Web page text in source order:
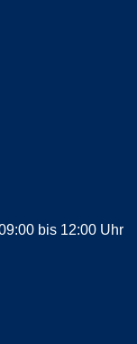
bis 12:00 Uhr